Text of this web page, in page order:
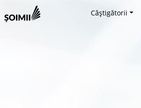
Câștigătorii